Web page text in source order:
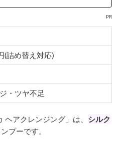
PR
(詰め替え対応)
・ツヤ不足
ヘアクレンジング」は、 シルク
プーです。